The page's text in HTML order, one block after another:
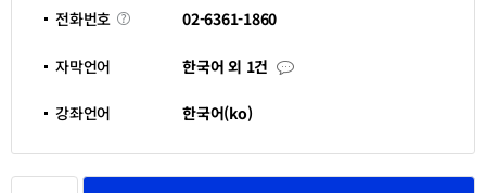
영
기
전화번호 전
화
02-6361-1860
자막언어 한국어 외 1건 자
막
강좌언어 한국어(ko)
관